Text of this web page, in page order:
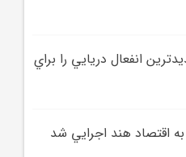
انفعال دريايي را براي